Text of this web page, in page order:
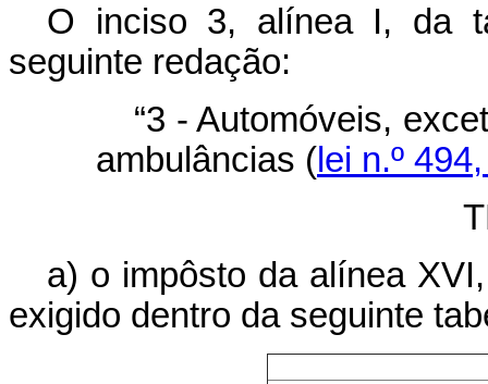
O inciso 3, alínea I, da
seguinte redação:
“3 - Automóveis,
ambulâncias ( lei n.º
a) o impôsto da alínea
exigido dentro da seguinte